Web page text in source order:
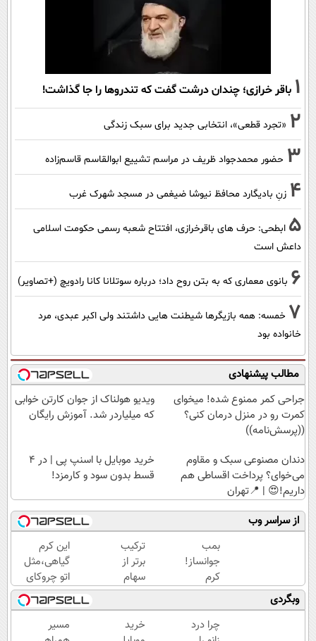
1 باقر خرازی؛ چندان درشت گفت که تندروها را جا گذاشت!
2 «تجرد قطعی»، انتخابی جدید برای سبک زندگی
3 حضور محمدجواد ظریف در مراسم تشییع ابوالقاسم قاسم‌زاده
4 زنِ بادیگارد محافظ نیوشا ضیغمی در مسجد شهرک غرب
5 ابطحی: حرف های باقرخرازی، افتتاح شعبه رسمی حکومت اسلامی
داعش است
6 بانوی معماری که به بتن روح داد؛ درباره سوتلانا کانا رادویچ (+تصاویر)
7 خمسه: همه بازیگرها شیطنت هایی داشتند ولی اکبر عبدی، مرد
خانواده بود
مطالب پیشنهادی
جراحی کمر ممنوع شده! میخوای
کمرت رو در منزل درمان کنی؟
((پرسش‌نامه))
ویدیو هولناک از جوان کارتن خوابی
که میلیاردر شد. آموزش رایگان
دندان مصنوعی سبک و مقاوم
می‌خوای؟ پرداخت اقساطی هم
داریم!😍 | 📍تهران
خرید موبایل با اسنپ پی | در ۴
قسط بدون سود و کارمزد!
از سراسر وب
بمب
جوانساز!
کرم
بوتاکس
جلبک
اسپیرولینا50%تخفیف
ترکیب
برتر از
سهام
برتر
این کرم
گیاهی،مثل
اتو چروکای
پوستتوصاف
میکنه!50%تخفیف
وبگردی
چرا درد
خرید
مسیر